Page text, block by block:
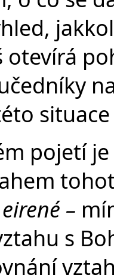
otevírá
situace
pojetí je
eirené –
s